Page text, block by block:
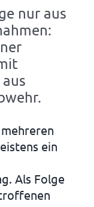
nur aus
ein
Als Folge